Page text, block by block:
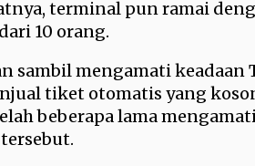
terminal pun ramai
10 orang.
mengamati keadaan
tiket otomatis yang
beberapa lama